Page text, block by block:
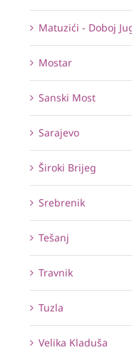
Matuzići - Doboj
Mostar
Sanski Most
Sarajevo
Široki Brijeg
Srebrenik
Tešanj
Travnik
Tuzla
Velika Kladuša